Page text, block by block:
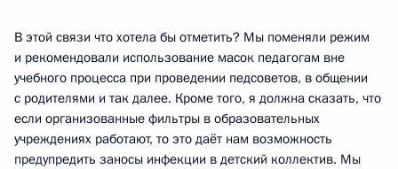
В этой связи что хотела бы отметить? Мы поменяли режим
и рекомендовали использование масок педагогам вне
учебного процесса при проведении педсоветов, в общении
с родителями и так далее. Кроме того, я должна сказать, что
если организованные фильтры в образовательных
учреждениях работают, то это даёт нам возможность
предупредить заносы инфекции в детский коллектив. Мы